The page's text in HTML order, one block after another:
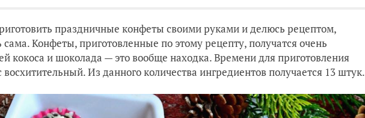
праздничные конфеты своими руками и делюсь рецептом,
Конфеты, приготовленные по этому рецепту, получатся очень
кокоса и шоколада — это вообще находка. Времени для приготовления
восхитительный. Из данного количества ингредиентов получается 13 штук.